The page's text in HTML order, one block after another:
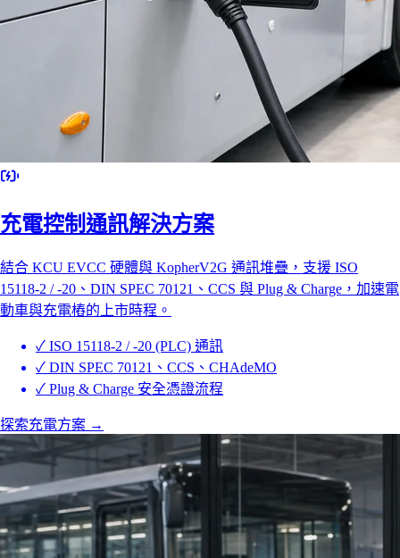
充電控制通訊解決方案
結合 KCU EVCC 硬體與 KopherV2G 通訊堆疊，支援 ISO
15118-2 / -20、DIN SPEC 70121、CCS 與 Plug & Charge，加速電
動車與充電樁的上市時程。
✓ ISO 15118-2 / -20 (PLC) 通訊
✓ DIN SPEC 70121、CCS、CHAdeMO
✓ Plug & Charge 安全憑證流程
探索充電方案 →